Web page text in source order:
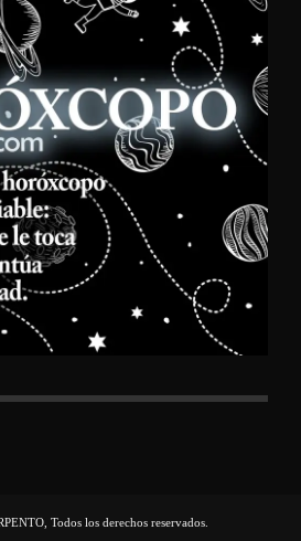
Todos los derechos reservados.